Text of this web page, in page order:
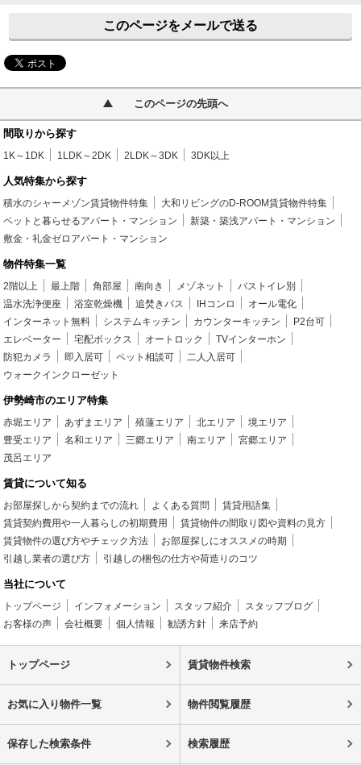
このページをメールで送る
このページの先頭へ
間取りから探す
1K～1DK 1LDK～2DK 2LDK～3DK 3DK以上
人気特集から探す
積水のシャーメゾン賃貸物件特集
大和リビングのD-ROOM賃貸物件特集
ペットと暮らせるアパート・マンション
新築・築浅アパート・マンション
敷金・礼金ゼロアパート・マンション
物件特集一覧
2階以上 最上階 角部屋 南向き メゾネット
バストイレ別
温水洗浄便座
浴室乾燥機 追焚きバス IHコンロ
オール電化
インターネット無料
システムキッチン カウンターキッチン
P2台可
エレベーター
宅配ボックス オートロック
TVインターホン
防犯カメラ
即入居可 ペット相談可
二人入居可
ウォークインクローゼット
伊勢崎市のエリア特集
赤堀エリア あずまエリア 殖蓮エリア 北エリア
境エリア
豊受エリア
名和エリア 三郷エリア 南エリア
宮郷エリア
茂呂エリア
賃貸について知る
お部屋探しから契約までの流れ よくある質問
賃貸用語集
賃貸契約費用や一人暮らしの初期費用
賃貸物件の間取り図や資料の見方
賃貸物件の選び方やチェック方法
お部屋探しにオススメの時期
引越し業者の選び方
引越しの梱包の仕方や荷造りのコツ
当社について
トップページ インフォメーション スタッフ紹介
スタッフブログ
お客様の声
会社概要 個人情報 勧誘方針 来店予約
トップページ 賃貸物件検索
お気に入り物件一覧 物件閲覧履歴
保存した検索条件 検索履歴